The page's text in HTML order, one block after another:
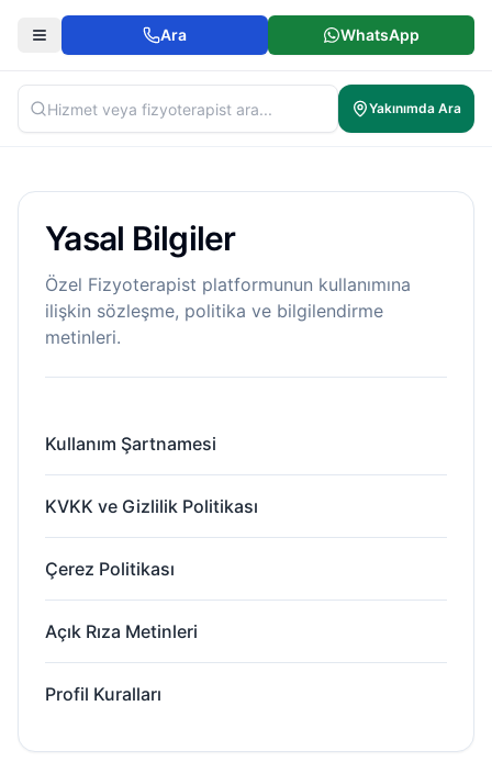
Ara WhatsApp
Yakınımda Ara
Yasal Bilgiler
Özel Fizyoterapist platformunun kullanımına
ilişkin sözleşme, politika ve bilgilendirme
metinleri.
Kullanım Şartnamesi
KVKK ve Gizlilik Politikası
Çerez Politikası
Açık Rıza Metinleri
Profil Kuralları